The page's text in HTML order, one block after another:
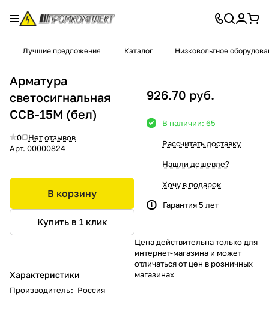
Лучшие предложения Каталог Низковольтное
Арматура
светосигнальная
ССВ-15М (бел)
0
Нет отзывов
Арт. 00000824
В корзину
Купить в 1 клик
Характеристики
Производитель: Россия
926.70 руб.
В наличии: 65
Рассчитать доставку
Нашли дешевле?
Хочу в подарок
Гарантия 5 лет
Цена действительна только для
интернет-магазина и может
отличаться от цен в розничных
магазинах